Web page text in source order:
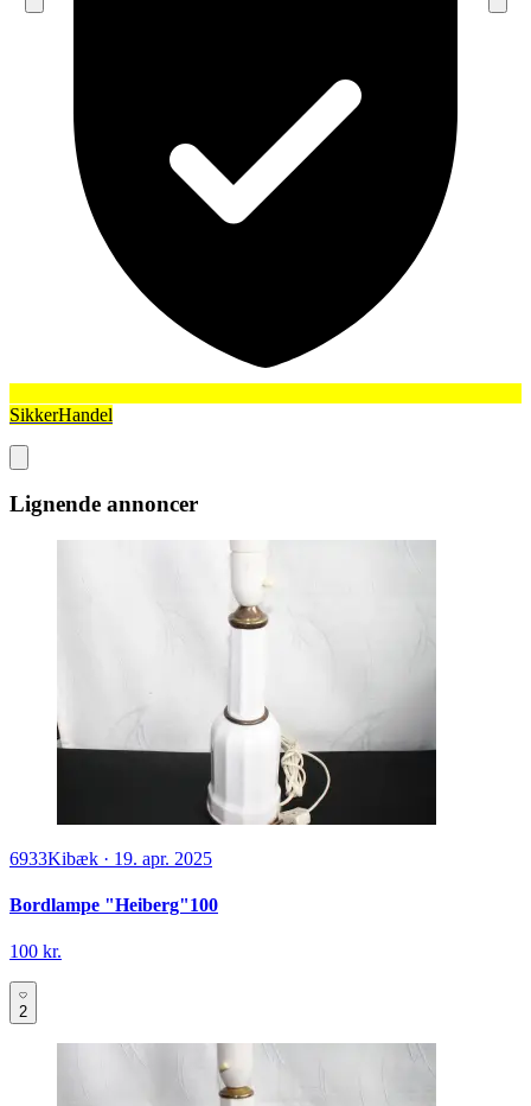
SikkerHandel
Lignende annoncer
6933Kibæk · 19. apr. 2025
Bordlampe "Heiberg"100
100 kr.
2